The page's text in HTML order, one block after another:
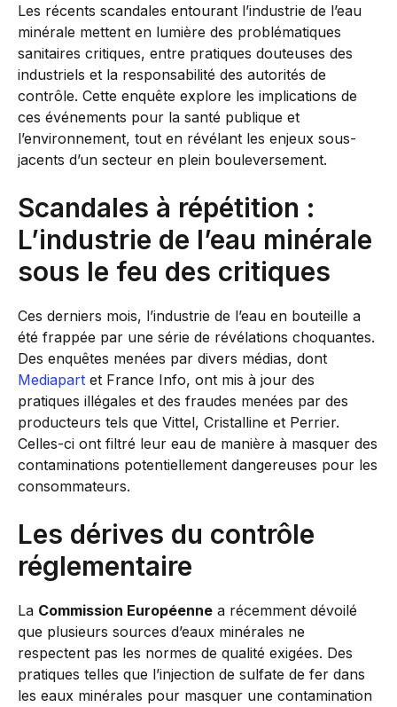
Les récents scandales entourant l’industrie de l’eau
minérale mettent en lumière des problématiques
sanitaires critiques, entre pratiques douteuses des
industriels et la responsabilité des autorités de
contrôle. Cette enquête explore les implications de
ces événements pour la santé publique et
l’environnement, tout en révélant les enjeux sous-
jacents d’un secteur en plein bouleversement.
Scandales à répétition :
L’industrie de l’eau minérale
sous le feu des critiques
Ces derniers mois, l’industrie de l’eau en bouteille a
été frappée par une série de révélations choquantes.
Des enquêtes menées par divers médias, dont
Mediapart et France Info, ont mis à jour des
pratiques illégales et des fraudes menées par des
producteurs tels que Vittel, Cristalline et Perrier.
Celles-ci ont filtré leur eau de manière à masquer des
contaminations potentiellement dangereuses pour les
consommateurs.
Les dérives du contrôle
réglementaire
La Commission Européenne a récemment dévoilé
que plusieurs sources d’eaux minérales ne
respectent pas les normes de qualité exigées. Des
pratiques telles que l’injection de sulfate de fer dans
les eaux minérales pour masquer une contamination